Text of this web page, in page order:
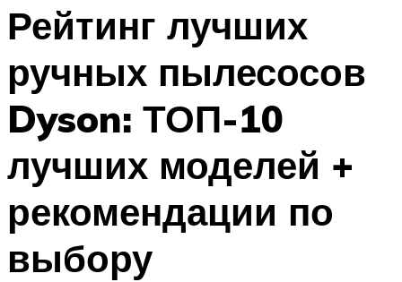
Меню
Рейтинг лучших
ручных пылесосов
Dyson: ТОП-10
лучших моделей +
рекомендации по
выбору